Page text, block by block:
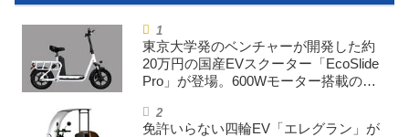
東京大学発のベンチャーが開発した約
20万円の国産EVスクーター「EcoSlide
Pro」が登場。600Wモーター搭載のハ
免許いらない四輪EV「エレグラン」が